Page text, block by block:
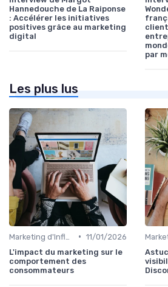
Hannedouche de La Raiponse
: Accélérer les initiatives
positives grâce au marketing
digital
par
Les plus lus
• 11/01/2026
L'impact du marketing sur le
comportement des
consommateurs